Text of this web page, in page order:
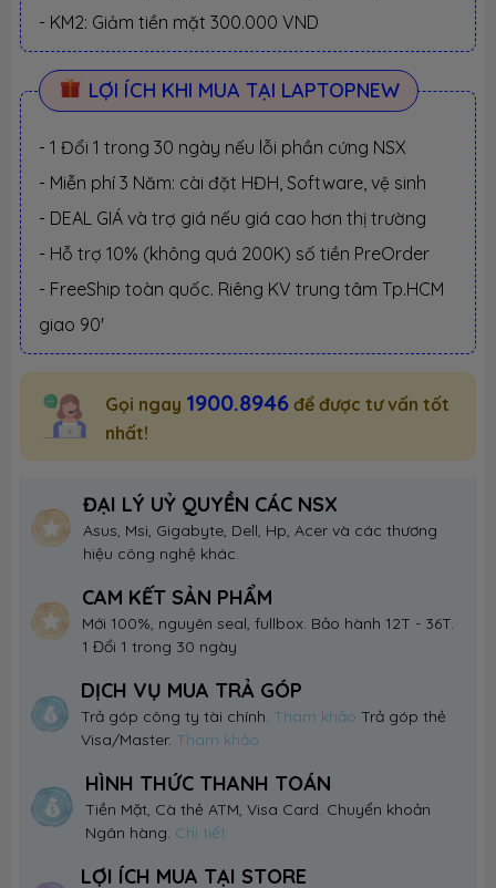
- KM2: Giảm tiền mặt 300.000 VND
LỢI ÍCH KHI MUA TẠI LAPTOPNEW
- 1 Đổi 1 trong 30 ngày nếu lỗi phần cứng NSX
- Miễn phí 3 Năm: cài đặt HĐH, Software, vệ sinh
- DEAL GIÁ và trợ giá nếu giá cao hơn thị trường
- Hỗ trợ 10% (không quá 200K) số tiền PreOrder
- FreeShip toàn quốc. Riêng KV trung tâm Tp.HCM
giao 90'
Gọi ngay 1900.8946 để được tư vấn tốt
nhất!
ĐẠI LÝ UỶ QUYỀN CÁC NSX
Asus, Msi, Gigabyte, Dell, Hp, Acer và các thương
hiệu công nghệ khác.
CAM KẾT SẢN PHẨM
Mới 100%, nguyên seal, fullbox. Bảo hành 12T - 36T.
1 Đổi 1 trong 30 ngày
DỊCH VỤ MUA TRẢ GÓP
Trả góp công ty tài chính. Tham khảoTrả góp thẻ
Visa/Master. Tham khảo
HÌNH THỨC THANH TOÁN
Tiền Mặt, Cà thẻ ATM, Visa Card. Chuyển khoản
Ngân hàng. Chi tiết
LỢI ÍCH MUA TẠI STORE